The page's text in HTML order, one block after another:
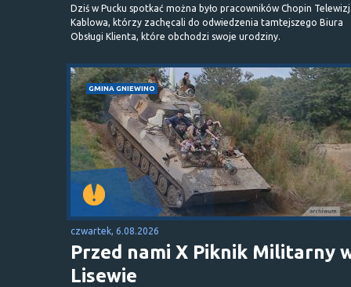
Dziś w Pucku spotkać można było pracowników Chopin
Kablowa, którzy zachęcali do odwiedzenia tamtejszego Biura
Obsługi Klienta, które obchodzi swoje urodziny.
GMINA GNIEWINO
czwartek, 6.08.2026
Przed nami X Piknik Militarny
Lisewie